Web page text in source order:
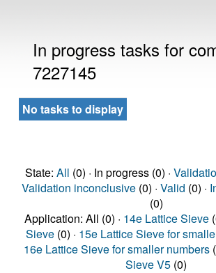
In progress tasks for
7227145
No tasks to display
State: All (0) · In progress (0) ·
Validation inconclusive(0) · Valid (0) ·
(0)
Application: All (0) · 14e Lattice Sieve
Sieve (0) · 15e Lattice Sieve for
16e Lattice Sieve for smaller numbers
Sieve V5 (0)